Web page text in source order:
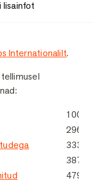
lisainfot
Internationalilt.
100 x
296 €
333 €
387 €
479 €